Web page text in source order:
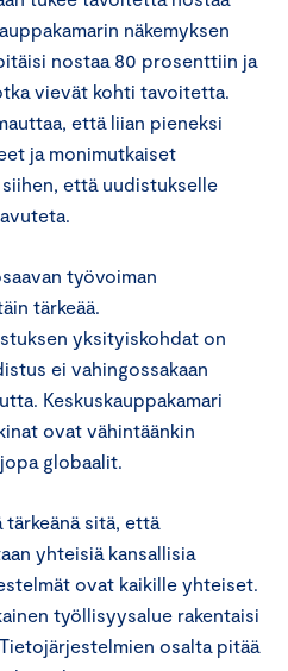
näkemyksen
nostaa 80 prosenttiin ja
vievät kohti tavoitetta.
että liian pieneksi
ja monimutkaiset
että uudistukselle
työvoiman
tärkeää.
yksityiskohdat on
ei vahingossakaan
Keskuskauppakamari
ovat vähintäänkin
globaalit.
tärkeänä sitä, että
yhteisiä kansallisia
ovat kaikille yhteiset.
työllisyysalue rakentaisi
osalta pitää